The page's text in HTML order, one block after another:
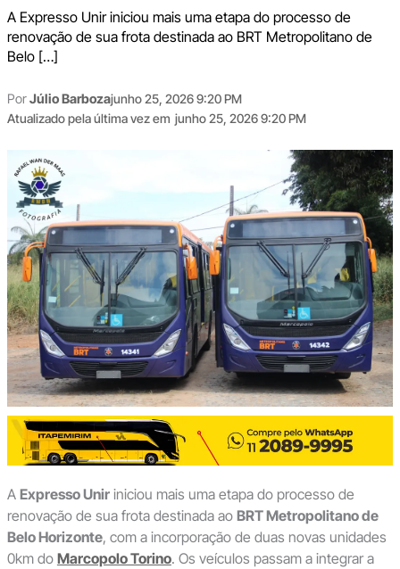
A Expresso Unir iniciou mais uma etapa do processo de
renovação de sua frota destinada ao BRT Metropolitano de
Belo […]
PorJúlio Barbozajunho 25, 2026 9:20 PM
Atualizado pela última vez em junho 25, 2026 9:20 PM
A Expresso Uniriniciou mais uma etapa do processo de
renovação de sua frota destinada ao BRT Metropolitano de
Belo Horizonte, com a incorporação de duas novas unidades
0km do Marcopolo Torino. Os veículos passam a integrar a